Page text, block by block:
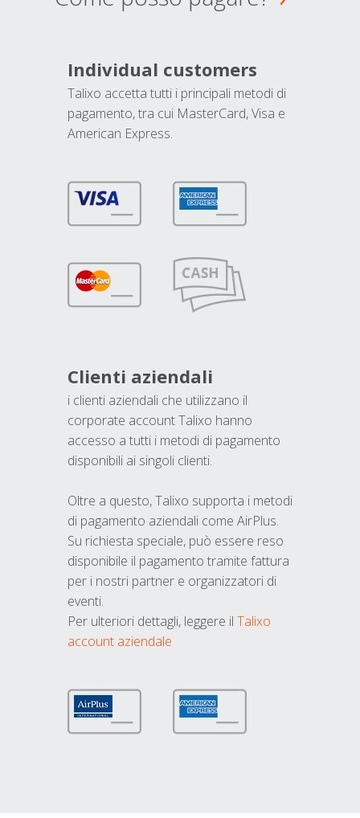
Individual customers
Talixo accetta tutti i principali metodi di
pagamento, tra cui MasterCard, Visa e
American Express.
Clienti aziendali
i clienti aziendali che utilizzano il
corporate account Talixo hanno
accesso a tutti i metodi di pagamento
disponibili ai singoli clienti.
Oltre a questo, Talixo supporta i metodi
di pagamento aziendali come AirPlus.
Su richiesta speciale, può essere reso
disponibile il pagamento tramite fattura
per i nostri partner e organizzatori di
eventi.
Per ulteriori dettagli, leggere il Talixo
account aziendale